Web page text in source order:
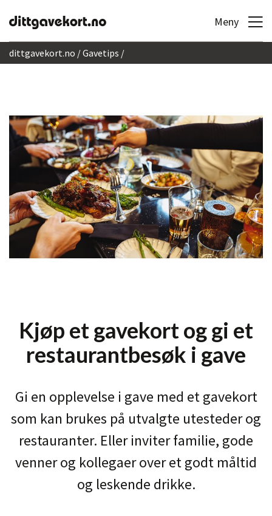
Meny
dittgavekort.no
Gavetips
Kjøp et gavekort og gi et
restaurantbesøk i gave
Gi en opplevelse i gave med et gavekort
som kan brukes på utvalgte utesteder og
restauranter. Eller inviter familie, gode
venner og kollegaer over et godt måltid
og leskende drikke.